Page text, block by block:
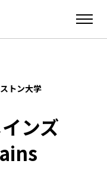
トン大学
ンズ